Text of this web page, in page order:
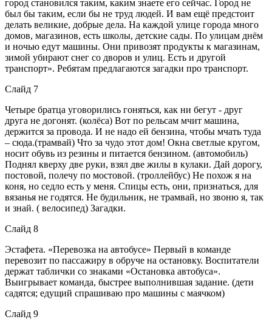
город становился таким, каким знаете его сейчас. Город не
был бы таким, если бы не труд людей. И вам ещё предстоит
делать великие, добрые дела. На каждой улице города много
домов, магазинов, есть школы, детские сады. По улицам днём
и ночью едут машины. Они привозят продукты к магазинам,
зимой убирают снег со дворов и улиц. Есть и другой
транспорт». Ребятам предлагаются загадки про транспорт.
Слайд 7
Четыре братца уговорились гоняться, как ни бегут - друг
друга не догонят. (колёса) Вот по рельсам мчит машина,
держится за провода. И не надо ей бензина, чтобы мчать туда
– сюда.(трамвай) Что за чудо этот дом! Окна светлые кругом,
носит обувь из резины и питается бензином. (автомобиль)
Поднял кверху две руки, взял две жилы в кулаки. Дай дорогу,
постовой, полечу по мостовой. (троллейбус) Не похож я на
коня, но седло есть у меня. Спицы есть, они, признаться, для
вязанья не годятся. Не будильник, не трамвай, но звоню я, так
и знай. ( велосипед) Загадки.
Слайд 8
Эстафета. «Перевозка на автобусе» Первый в команде
перевозит по пассажиру в обруче на остановку. Воспитатели
держат таблички со знаками «Остановка автобуса».
Выигрывает команда, быстрее выполнившая задание. (дети
садятся; едущий спрашиваю про машины с маячком)
Слайд 9